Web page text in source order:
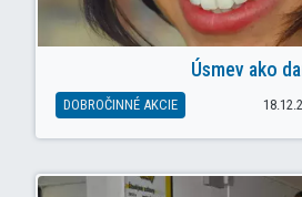
Úsmev ako
DOBROČINNÉ AKCIE